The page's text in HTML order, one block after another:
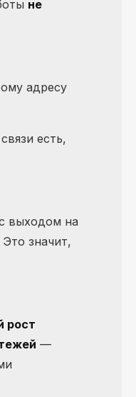
не
адресу
есть,
выходом на
значит,
рост
—